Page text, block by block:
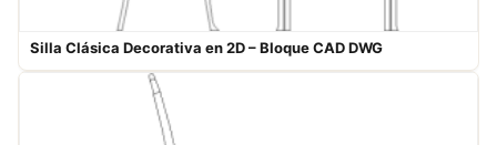
Silla Clásica Decorativa en 2D – Bloque CAD DWG